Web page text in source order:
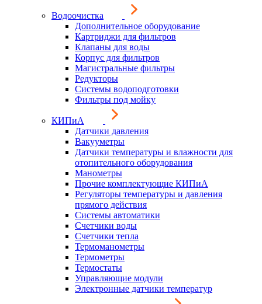
Водоочистка
Дополнительное оборудование
Картриджи для фильтров
Клапаны для воды
Корпус для фильтров
Магистральные фильтры
Редукторы
Системы водоподготовки
Фильтры под мойку
КИПиА
Датчики давления
Вакууметры
Датчики температуры и влажности для
отопительного оборудования
Манометры
Прочие комплектующие КИПиА
Регуляторы температуры и давления
прямого действия
Системы автоматики
Счетчики воды
Счетчики тепла
Термоманометры
Термометры
Термостаты
Управляющие модули
Электронные датчики температур